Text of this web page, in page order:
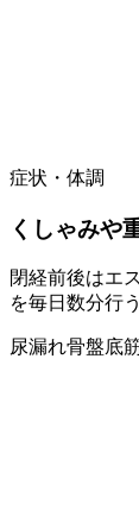
症状・体調
くしゃみや
閉経前後はエ
を毎日数分行
尿漏れ骨盤底